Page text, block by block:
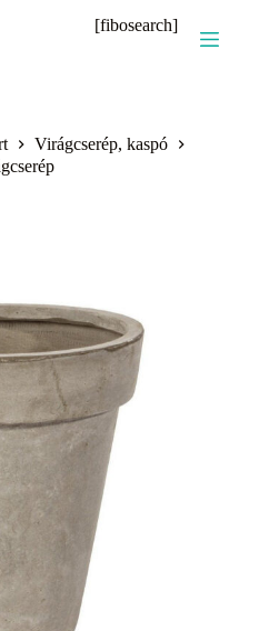
[fibosearch]
Virágcserép, kaspó